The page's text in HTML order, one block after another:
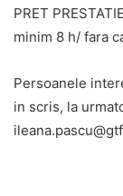
PRET
minim 8 h/ fara
Persoanele
in scris, la